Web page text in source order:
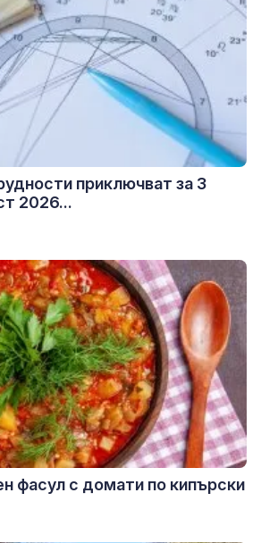
приключват за 3
2026...
фасул с домати по кипърски